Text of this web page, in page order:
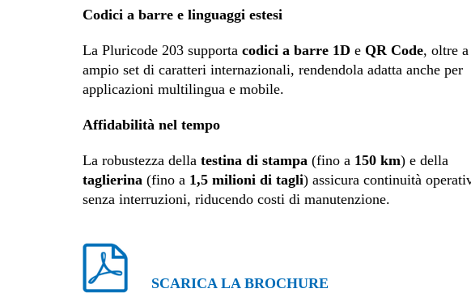
Codici a barre e linguaggi estesi
La Pluricode 203 supporta codici a barre 1D e QR Code, oltre
ampio set di caratteri internazionali, rendendola adatta anche per
applicazioni multilingua e mobile.
Affidabilità nel tempo
La robustezza della testina di stampa (fino a 150 km) e della
taglierina (fino a 1,5 milioni di tagli) assicura continuità
senza interruzioni, riducendo costi di manutenzione.
SCARICA LA BROCHURE